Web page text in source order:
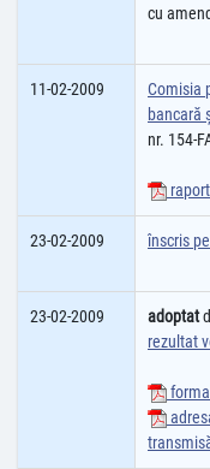
cu
11-02-2009
Comisia
bancară
nr. 154-
23-02-2009 înscris
23-02-2009 adoptat
rezultat